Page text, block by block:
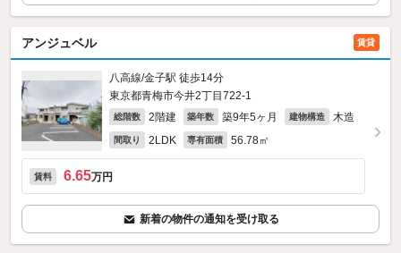
アンジュベル 賃貸
八高線/金子駅 徒歩14分
東京都青梅市今井2丁目722‐1
総階数 2階建 築年数 築9年5ヶ月 建物構造 木造
間取り 2LDK 専有面積 56.78㎡
賃料 6.65万円
新着の物件の通知を受け取る